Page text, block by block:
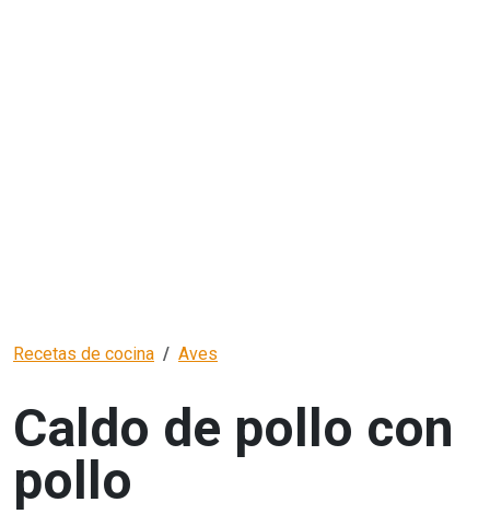
Recetas de cocina Aves
Caldo de pollo con
pollo